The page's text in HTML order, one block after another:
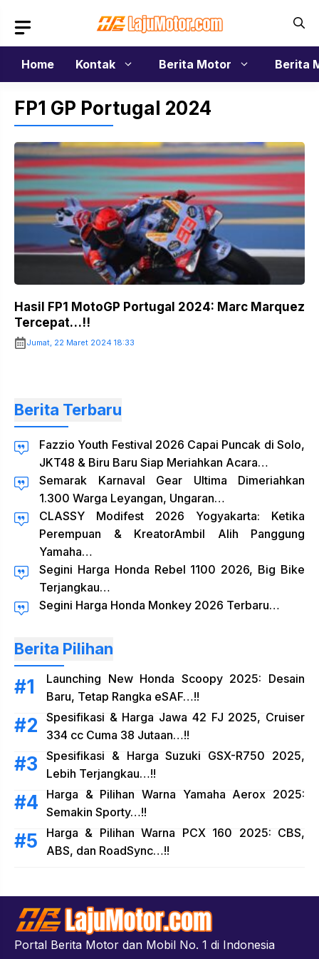
isi
Home
Kontak Berita Motor Berita
FP1 GP Portugal 2024
Hasil FP1 MotoGP Portugal 2024: Marc Marquez
Tercepat…!!
Jumat, 22 Maret 2024 18:33
Berita Terbaru
Fazzio Youth Festival 2026 Capai Puncak di Solo,
JKT48 & Biru Baru Siap Meriahkan Acara…
Semarak Karnaval Gear Ultima Dimeriahkan
1.300 Warga Leyangan, Ungaran…
CLASSY Modifest 2026 Yogyakarta: Ketika
Perempuan & KreatorAmbil Alih Panggung
Yamaha…
Segini Harga Honda Rebel 1100 2026, Big Bike
Terjangkau…
Segini Harga Honda Monkey 2026 Terbaru…
Berita Pilihan
Launching New Honda Scoopy 2025: Desain
Baru, Tetap Rangka eSAF…!!
Spesifikasi & Harga Jawa 42 FJ 2025, Cruiser
334 cc Cuma 38 Jutaan…!!
Spesifikasi & Harga Suzuki GSX-R750 2025,
Lebih Terjangkau…!!
Harga & Pilihan Warna Yamaha Aerox 2025:
Semakin Sporty…!!
Harga & Pilihan Warna PCX 160 2025: CBS,
ABS, dan RoadSync…!!
Portal Berita Motor dan Mobil No. 1 di Indonesia